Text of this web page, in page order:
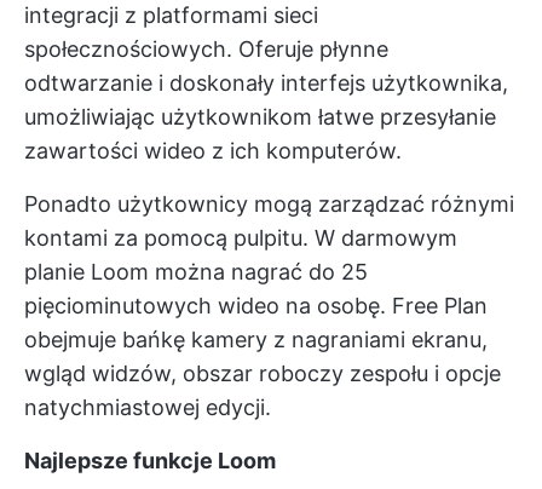
integracji z platformami sieci
społecznościowych. Oferuje płynne
odtwarzanie i doskonały interfejs użytkownika,
umożliwiając użytkownikom łatwe przesyłanie
zawartości wideo z ich komputerów.
Ponadto użytkownicy mogą zarządzać różnymi
kontami za pomocą pulpitu. W darmowym
planie Loom można nagrać do 25
pięciominutowych wideo na osobę. Free Plan
obejmuje bańkę kamery z nagraniami ekranu,
wgląd widzów, obszar roboczy zespołu i opcje
natychmiastowej edycji.
Najlepsze funkcje Loom